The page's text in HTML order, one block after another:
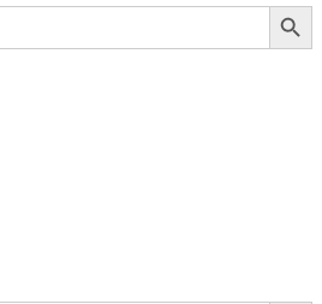
Botón de
Botón de